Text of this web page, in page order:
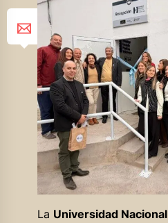
La Universidad